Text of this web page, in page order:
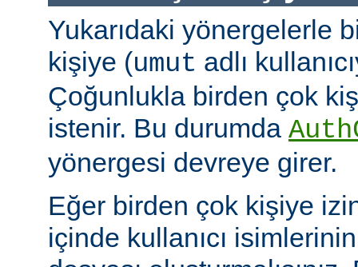
Yukarıdaki yönergelerle
kişiye (umut adlı
Çoğunlukla birden çok
istenir. Bu durumda
yönergesi devreye girer.
Eğer birden çok kişiye
içinde kullanıcı